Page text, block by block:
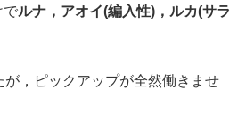
でルナ，アオイ(編入性)，ルカ(サラ
，ピックアップが全然働きませ